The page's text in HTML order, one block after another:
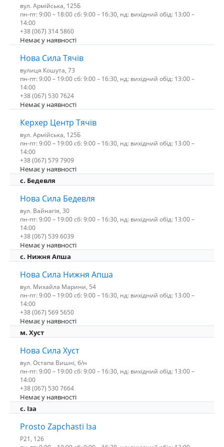
вул. Армійська, 125Б
пн-пт: 9:00 – 18:00 сб: 9:00 – 16:30, нд: вихідний обід: 13:00 –
14:00
+38 (067) 314 5860
Немає у наявності
Нова Сила Тячів
вулиця Кошута, 73
пн-пт: 9:00 – 19:00 сб: 9:00 – 16:30, нд: вихідний обід: 13:00 –
14:00
+38 (067) 530 7624
Немає у наявності
Керхер Центр Тячів
вул. Армійська, 125Б
пн-пт: 9:00 – 19:00 сб: 9:00 – 16:30, нд: вихідний обід: 13:00 –
14:00
+38 (067) 579 7909
Немає у наявності
c. Бедевля
Нова Сила Бедевля
вул. Вайнагія, 30
пн-пт: 9:00 – 19:00 сб: 9:00 – 16:30, нд: вихідний обід: 13:00 –
14:00
+38 (067) 539 6039
Немає у наявності
с. Нижня Апша
Нова Сила Нижня Апша
вул. Михайла Марини, 54
пн-пт: 9:00 – 19:00 сб: 9:00 – 16:30, нд: вихідний обід: 13:00 –
14:00
+38 (067) 569 5650
Немає у наявності
м. Хуст
Нова Сила Хуст
вул. Остапа Вишні, б/н
пн-пт: 9:00 – 19:00 сб: 9:00 – 16:30, нд: вихідний обід: 13:00 –
14:00
+38 (067) 530 7664
Немає у наявності
c. Іза
Prosto Zapchasti Іза
P21, 126